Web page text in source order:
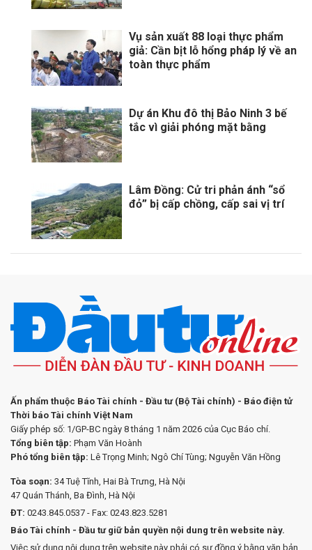
Vụ sản xuất 88 loại thực phẩm
giả: Cần bịt lỗ hổng pháp lý về an
toàn thực phẩm
Dự án Khu đô thị Bảo Ninh 3 bế
tắc vì giải phóng mặt bằng
Lâm Đồng: Cử tri phản ánh “sổ
đỏ” bị cấp chồng, cấp sai vị trí
Ấn phẩm thuộc Báo Tài chính - Đầu tư (Bộ Tài chính) - Báo điện tử
Thời báo Tài chính Việt Nam
Giấy phép số: 1/GP-BC ngày 8 tháng 1 năm 2026 của Cục Báo chí.
Tổng biên tập: Phạm Văn Hoành
Phó tổng biên tập: Lê Trọng Minh; Ngô Chí Tùng; Nguyễn Văn Hồng
Tòa soạn: 34 Tuệ Tĩnh, Hai Bà Trưng, Hà Nội
47 Quán Thánh, Ba Đình, Hà Nội
ĐT: 0243.845.0537 - Fax: 0243.823.5281
Báo Tài chính - Đầu tư giữ bản quyền nội dung trên website này.
Việc sử dụng nội dung trên website này phải có sự đồng ý bằng văn bản